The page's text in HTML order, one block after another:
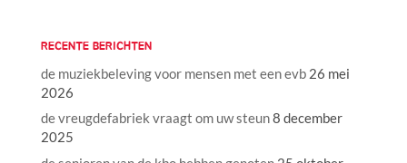
RECENTE BERICHTEN
de muziekbeleving voor mensen met een evb 26 mei
2026
de vreugdefabriek vraagt om uw steun8 december
2025